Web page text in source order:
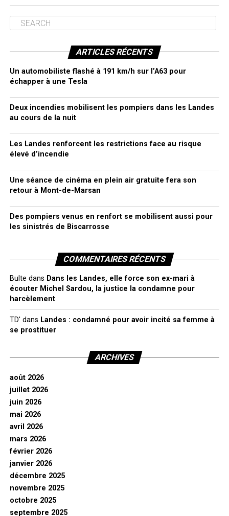
ARTICLES RÉCENTS
Un automobiliste flashé à 191 km/h sur l’A63 pour
échapper à une Tesla
Deux incendies mobilisent les pompiers dans les Landes
au cours de la nuit
Les Landes renforcent les restrictions face au risque
élevé d’incendie
Une séance de cinéma en plein air gratuite fera son
retour à Mont-de-Marsan
Des pompiers venus en renfort se mobilisent aussi pour
les sinistrés de Biscarrosse
COMMENTAIRES RÉCENTS
Bulte dans Dans les Landes, elle force son ex-mari à
écouter Michel Sardou, la justice la condamne pour
harcèlement
TD' dans Landes : condamné pour avoir incité sa femme à
se prostituer
ARCHIVES
août 2026
juillet 2026
juin 2026
mai 2026
avril 2026
mars 2026
février 2026
janvier 2026
décembre 2025
novembre 2025
octobre 2025
septembre 2025